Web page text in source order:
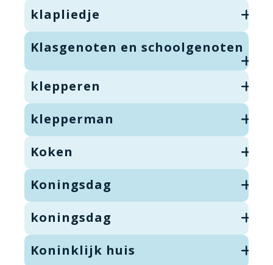
klapliedje
Klasgenoten en schoolgenoten
klepperen
klepperman
Koken
Koningsdag
koningsdag
Koninklijk huis